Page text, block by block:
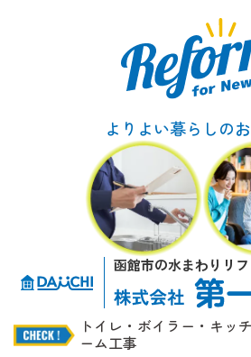
よりよい暮らしの
函館市の水まわりリ
トイレ・ボイラー・キッ
ーム工事